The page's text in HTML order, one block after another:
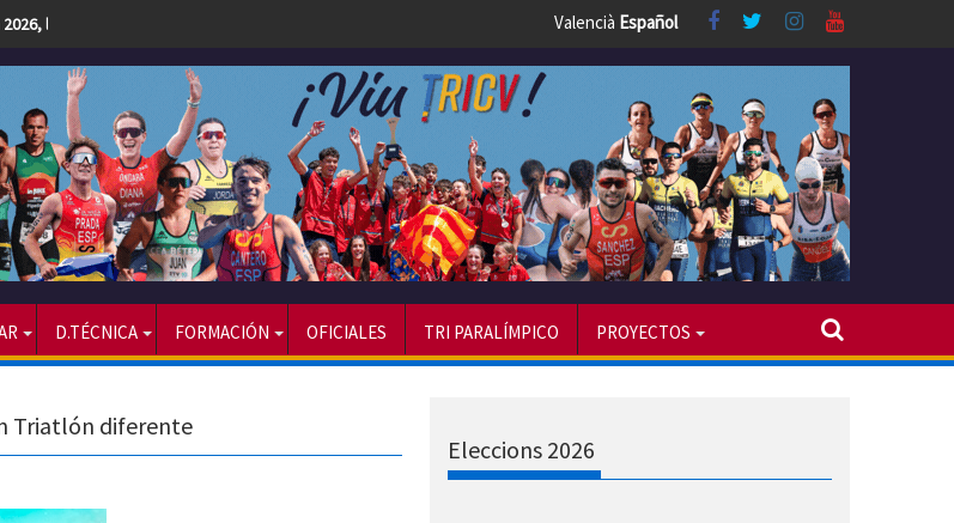
la más numerosa hasta la fecha Valencià Español
D.TÉCNICA FORMACIÓN OFICIALES TRI PARALÍMPICO PROYECTOS
Triatlón diferente
Eleccions 2026